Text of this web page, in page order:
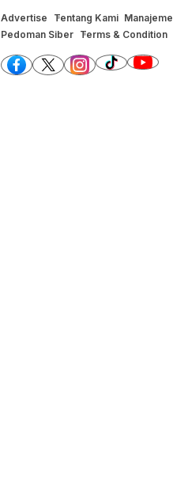
Advertise Tentang Kami
Pedoman Siber Terms & Condition